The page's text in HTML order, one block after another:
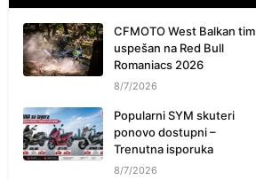
CFMOTO West Balkan tim
uspešan na Red Bull
Romaniacs 2026
8/7/2026
Popularni SYM skuteri
ponovo dostupni –
Trenutna isporuka
8/7/2026